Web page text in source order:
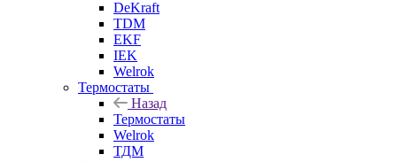
DeKraft
TDM
EKF
IEK
Welrok
Термостаты
Назад
Термостаты
Welrok
ТДМ